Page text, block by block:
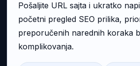
Pošaljite URL sajta i ukratko
početni pregled SEO prilika,
preporučenih narednih koraka
komplikovanja.